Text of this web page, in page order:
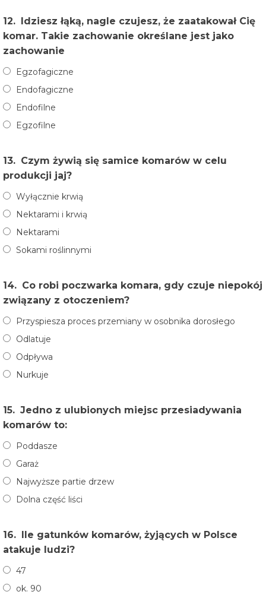
12.
Idziesz łąką, nagle czujesz, że zaatakował Cię
komar. Takie zachowanie określane jest jako
zachowanie
Egzofagiczne
Endofagiczne
Endofilne
Egzofilne
13. Czym żywią się samice komarów w celu
produkcji jaj?
Wyłącznie krwią
Nektarami i krwią
Nektarami
Sokami roślinnymi
14. Co robi poczwarka komara, gdy czuje niepokój
związany z otoczeniem?
Przyspiesza proces przemiany w osobnika dorosłego
Odlatuje
Odpływa
Nurkuje
15. Jedno z ulubionych miejsc przesiadywania
komarów to:
Poddasze
Garaż
Najwyższe partie drzew
Dolna część liści
16.
Ile gatunków komarów, żyjących w Polsce
atakuje ludzi?
47
ok. 90